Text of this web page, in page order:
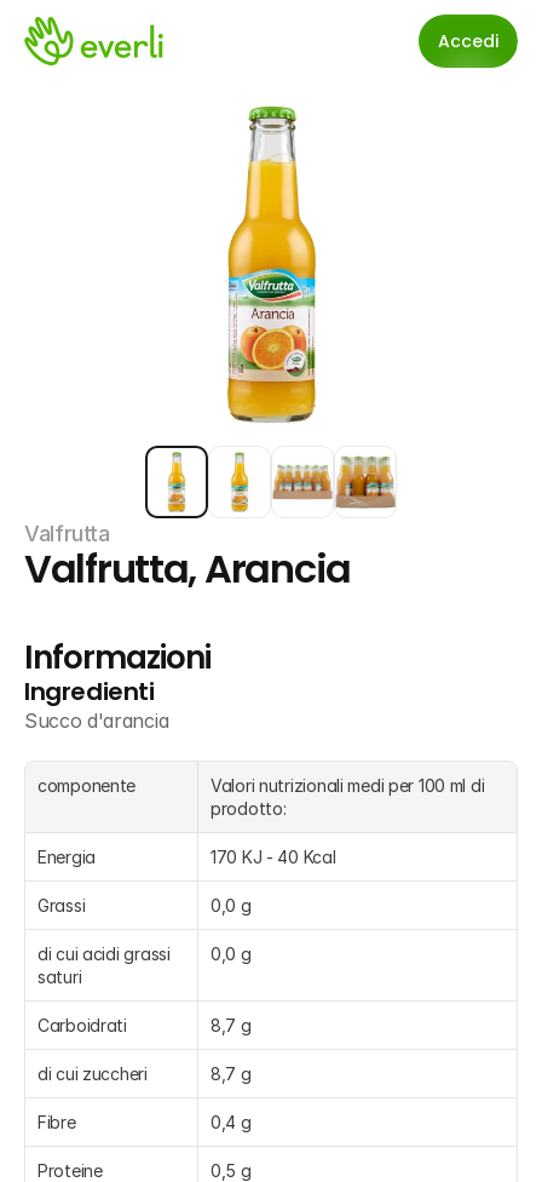
Accedi
Valfrutta
Valfrutta, Arancia
Informazioni
Ingredienti
Succo d'arancia
componente
Valori nutrizionali medi per 100 ml di
prodotto:
Energia 170 KJ - 40 Kcal
Grassi 0,0 g
di cui acidi grassi
saturi
0,0 g
Carboidrati 8,7 g
di cui zuccheri 8,7 g
Fibre 0,4 g
Proteine 0,5 g